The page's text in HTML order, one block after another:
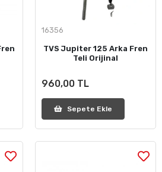
16356
TVS Jupiter 125 Arka Fren
Teli Orijinal
960,00 TL
Sepete Ekle